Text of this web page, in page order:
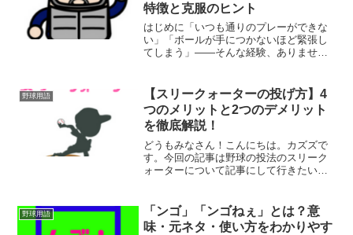
特徴と克服のヒント
はじめに「いつも通りのプレーができな
い」「ボールが手につかないほど緊張し
てしまう」——そんな経験、ありません
呼ばれる状態です。これは単なるスラン
プではなく、精神的な原因...
野球用語
【スリークォーターの投げ方】4
つのメリットと2つのデメリット
を徹底解説！
どうもみなさん！こんにちは。カズズで
す。今回の記事は野球の投法のスリーク
ォーターについて記事にして行きたいと
たか？野球をそこそこ知っている方も、
あまりスリークォーターっ...
野球用語
「ンゴ」「ンゴねぇ」とは？意
味・元ネタ・使い方をわかりやす